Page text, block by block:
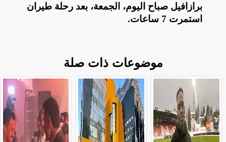
برازافيل صباح اليوم، الجمعة، بعد رحلة طيران
استمرت 7 ساعات
.
موضوعات ذات صلة